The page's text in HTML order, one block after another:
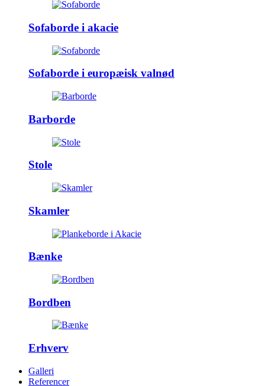
Sofaborde i akacie
Sofaborde i europæisk valnød
Barborde
Stole
Skamler
Bænke
Bordben
Erhverv
Galleri
Referencer